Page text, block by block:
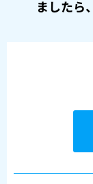
ましたら、